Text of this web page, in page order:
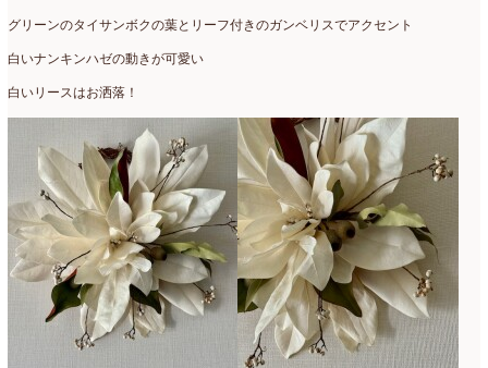
グリーンのタイサンボクの葉とリーフ付きのガンベリスでアクセント
白いナンキンハゼの動きが可愛い
白いリースはお洒落！